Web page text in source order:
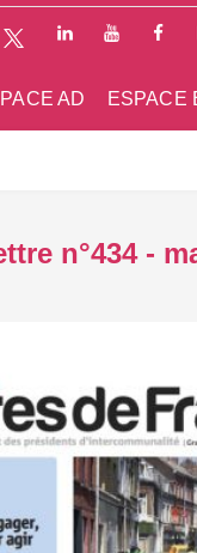
ESPACE
AD
n°434 -